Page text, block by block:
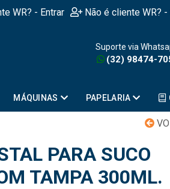
WR? - Entrar Não é cliente WR?
Suporte via
(32) 98474-
MÁQUINAS PAPELARIA
PARA SUCO
TAMPA 300ML.